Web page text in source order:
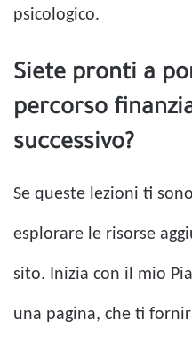
psicologico.
Siete pronti a
percorso
successivo?
Se queste lezioni ti
esplorare le risorse
sito. Inizia con il mio
una pagina, che ti